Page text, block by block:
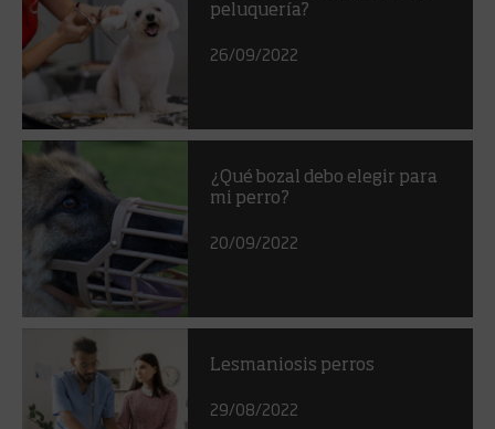
peluquería?
26/09/2022
¿Qué bozal debo elegir para
mi perro?
20/09/2022
Lesmaniosis perros
29/08/2022